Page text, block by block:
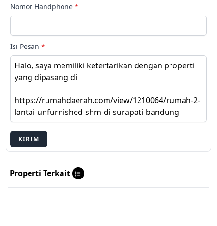
Nomor Handphone *
Isi Pesan *
KIRIM
Properti Terkait